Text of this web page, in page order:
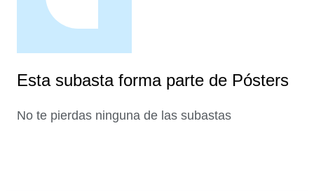
Esta subasta forma parte de Pósters
No te pierdas ninguna de las subastas